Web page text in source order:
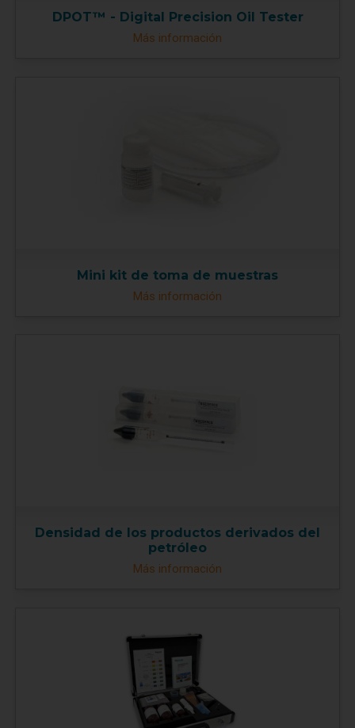
DPOT™ - Digital Precision Oil Tester
Más información
Mini kit de toma de muestras
Más información
Densidad de los productos derivados del
petróleo
Más información